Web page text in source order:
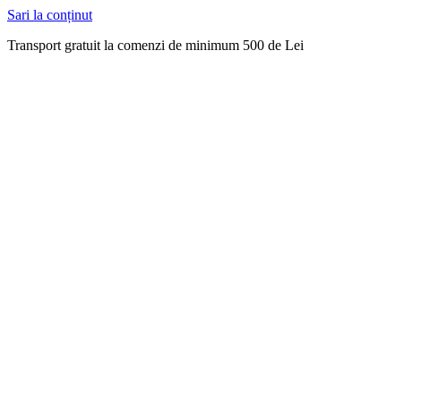
Sari la conținut
Transport gratuit la comenzi de minimum 500 de Lei